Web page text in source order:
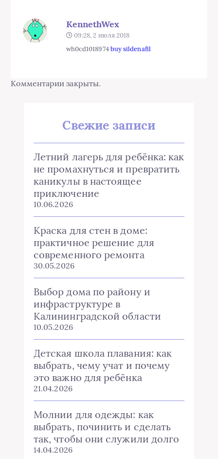
KennethWex
09:28, 2 июля 2018
wh0cd1018974buy sildenafil
Комментарии закрыты.
Свежие записи
Летний лагерь для ребёнка: как
не промахнуться и превратить
каникулы в настоящее
приключение
10.06.2026
Краска для стен в доме:
практичное решение для
современного ремонта
30.05.2026
Выбор дома по району и
инфраструктуре в
Калининградской области
10.05.2026
Детская школа плавания: как
выбрать, чему учат и почему
это важно для ребёнка
21.04.2026
Молнии для одежды: как
выбрать, починить и сделать
так, чтобы они служили долго
14.04.2026